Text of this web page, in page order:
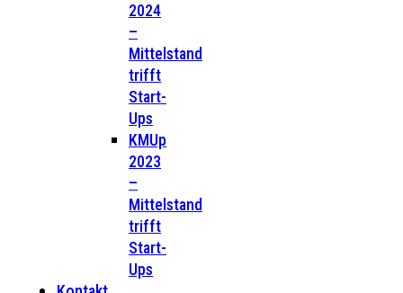
2024
–
Mittelstand
trifft
Start-
Ups
KMUp
2023
–
Mittelstand
trifft
Start-
Ups